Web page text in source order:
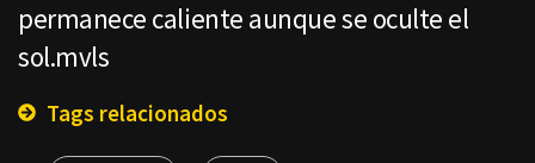
permanece caliente aunque se oculte el
sol.mvls
Tags relacionados